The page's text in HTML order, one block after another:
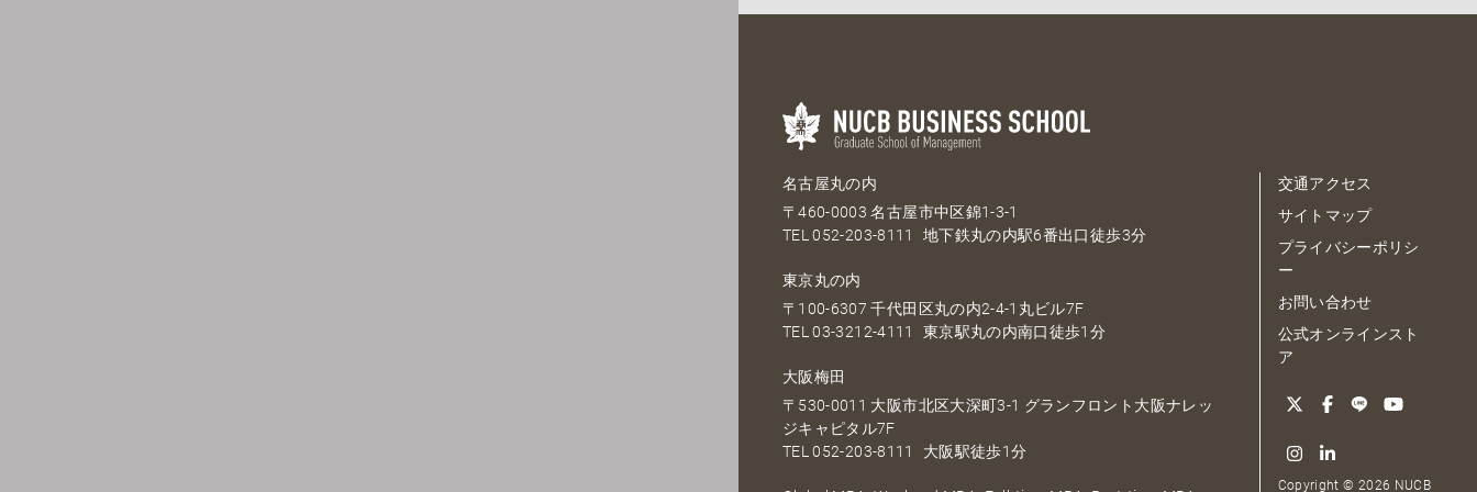
名古屋丸の内
〒460-0003 名古屋市中区錦1-3-1
TEL052-203-8111 地下鉄丸の内駅6番出口徒歩3分
東京丸の内
〒100-6307 千代田区丸の内2-4-1丸ビル7F
TEL03-3212-4111 東京駅丸の内南口徒歩1分
大阪梅田
〒530-0011 大阪市北区大深町3-1 グランフロント大阪ナレッ
ジキャピタル7F
TEL052-203-8111 大阪駅徒歩1分
交通アクセス
サイトマップ
プライバシーポリシ
ー
お問い合わせ
公式オンラインスト
ア
Copyright © 2026 NUCB